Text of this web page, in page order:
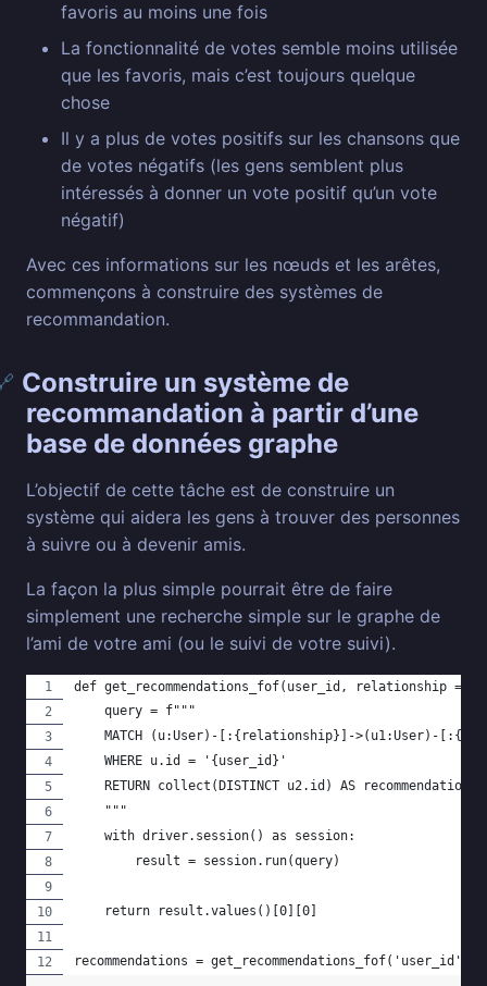
favoris au moins une fois
La fonctionnalité de votes semble moins utilisée
que les favoris, mais c’est toujours quelque
chose
Il y a plus de votes positifs sur les chansons que
de votes négatifs (les gens semblent plus
intéressés à donner un vote positif qu’un vote
négatif)
Avec ces informations sur les nœuds et les arêtes,
commençons à construire des systèmes de
recommandation.
Construire un système de
recommandation à partir d’une
base de données graphe
L’objectif de cette tâche est de construire un
système qui aidera les gens à trouver des personnes
à suivre ou à devenir amis.
La façon la plus simple pourrait être de faire
simplement une recherche simple sur le graphe de
l’ami de votre ami (ou le suivi de votre suivi).
def get_recommendations_fof(user_id, relationship =
    query = f"""
MATCH (u:User)-[:{relationship}]->(u1:User)-
    WHERE u.id = '{user_id}'
    RETURN collect(DISTINCT u2.id) AS recommendations
    """
    with driver.session() as session:
        result = session.run(query)
    return result.values()[0][0]
recommendations = get_recommendations_fof('user_id',